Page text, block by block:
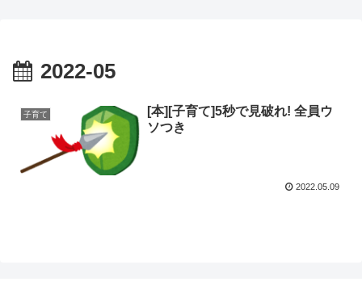
2022-05
子育て
[本][子育て]5秒で見破れ! 全員ウ
ソつき
2022.05.09